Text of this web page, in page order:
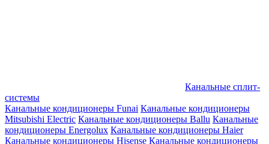
Канальные сплит-
системы
Канальные кондиционеры Funai Канальные кондиционеры
Mitsubishi Electric Канальные кондиционеры Ballu Канальные
кондиционеры Energolux Канальные кондиционеры Haier
Канальные кондиционеры Hisense Канальные кондиционеры